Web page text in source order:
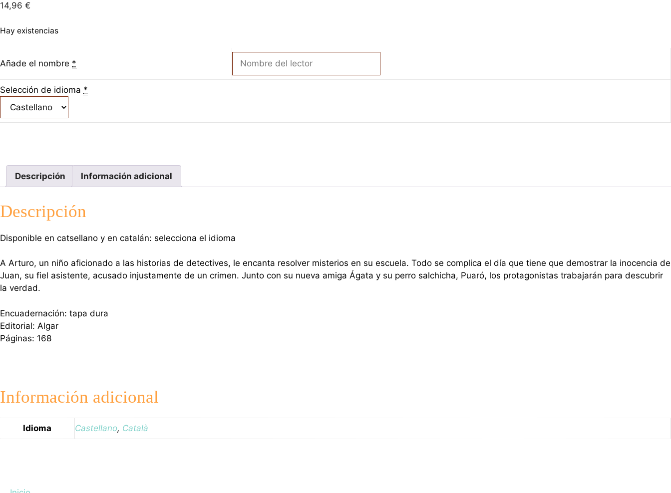
14,96 €
Hay existencias
Añade el nombre *
Selección de idioma *
Descripción Información adicional
Descripción
Disponible en catsellano y en catalán: selecciona el idioma
A Arturo, un niño aficionado a las historias de detectives, le encanta resolver misterios en su escuela. Todo se complica el día que tiene que demostrar la inocencia de
Juan, su fiel asistente, acusado injustamente de un crimen. Junto con su nueva amiga Ágata y su perro salchicha, Puaró, los protagonistas trabajarán para descubrir
la verdad.
Encuadernación: tapa dura
Editorial: Algar
Páginas: 168
Información adicional
Idioma Castellano, Català